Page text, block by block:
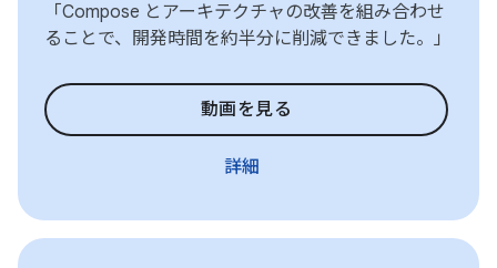
「Compose とアーキテクチャの改善を組み合わせ
ることで、開発時間を約半分に削減できました。」
動画を見る
詳細